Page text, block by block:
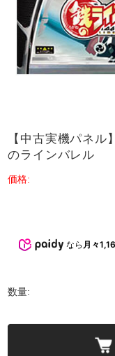
【中古実機パネ
のラインバレル
価格:
なら 月々
数量: